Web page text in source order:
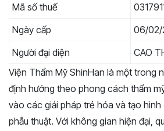
Mã số thuế
Ngày cấp
06/02/
Người đại diện
CAO
Viện Thẩm Mỹ ShinHan là một trong
định hướng theo phong cách thẩm
vào các giải pháp trẻ hóa và tạo
phẫu thuật. Với không gian hiện đại,